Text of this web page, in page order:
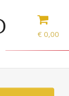
€ 0,00